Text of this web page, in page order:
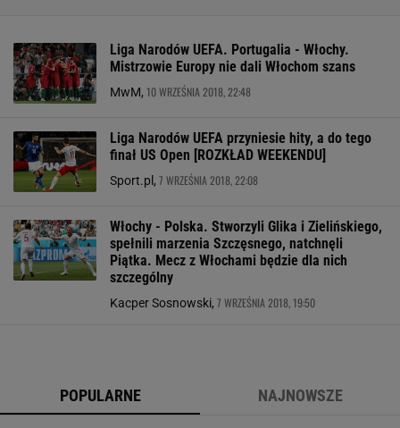
Liga Narodów UEFA. Portugalia - Włochy.
Mistrzowie Europy nie dali Włochom szans
MwM, 10 WRZEŚNIA 2018, 22:48
Liga Narodów UEFA przyniesie hity, a do tego
finał US Open [ROZKŁAD WEEKENDU]
Sport.pl, 7 WRZEŚNIA 2018, 22:08
Włochy - Polska. Stworzyli Glika i Zielińskiego,
spełnili marzenia Szczęsnego, natchnęli
Piątka. Mecz z Włochami będzie dla nich
szczególny
Kacper Sosnowski, 7 WRZEŚNIA 2018, 19:50
POPULARNE NAJNOWSZE